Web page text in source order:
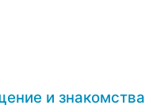
и знакомства